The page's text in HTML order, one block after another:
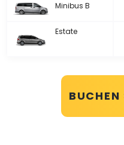
Minibus B
Estate